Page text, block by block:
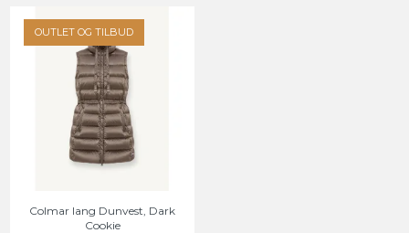
OUTLET OG TILBUD
Colmar lang Dunvest, Dark
Cookie